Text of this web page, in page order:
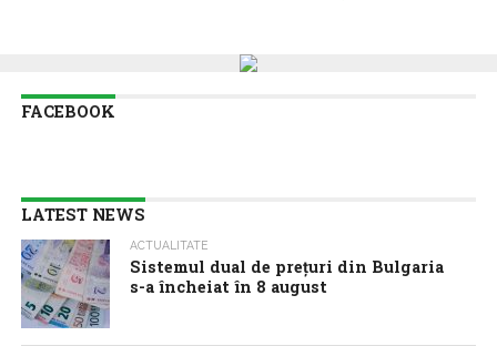
FACEBOOK
LATEST NEWS
ACTUALITATE
Sistemul dual de prețuri din Bulgaria
s-a încheiat în 8 august